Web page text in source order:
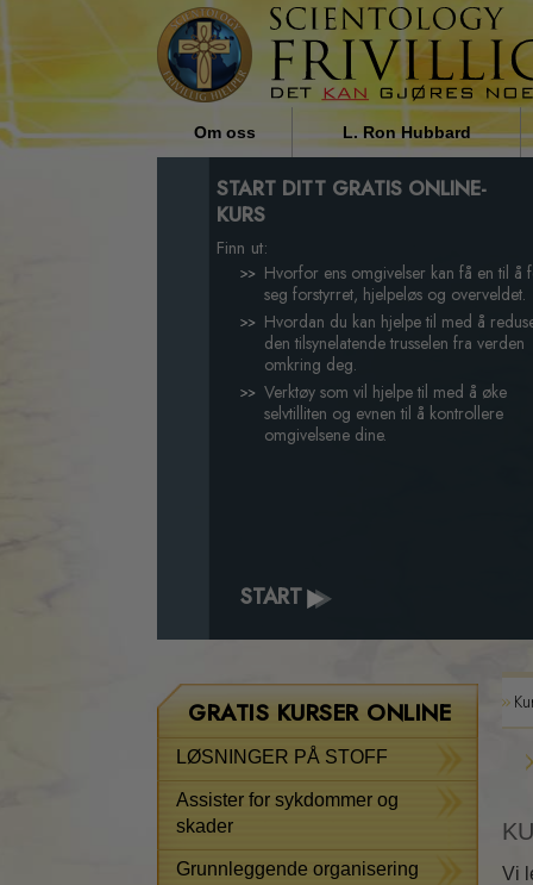
Om oss
Hvem er de Frivillige prestene?
Hvorfor vi hjelper
L. Ron Hubbard
Religiøs innflytelse på
samfunnet av L. Ron Hubbard
START DITT GRATIS ONLINE-
KURS
Finn ut:
Hvorfor ens omgivelser kan få en til å
seg forstyrret, hjelpeløs og overveldet.
Hvordan du kan hjelpe til med å
den tilsynelatende trusselen fra verden
omkring deg.
Verktøy som vil hjelpe til med å øke
selvtilliten og evnen til å kontrollere
omgivelsene dine.
START
Vi
GRATIS KURSER ONLINE
LØSNINGER PÅ STOFF
Assister for sykdommer og
skader
Grunnleggende organisering